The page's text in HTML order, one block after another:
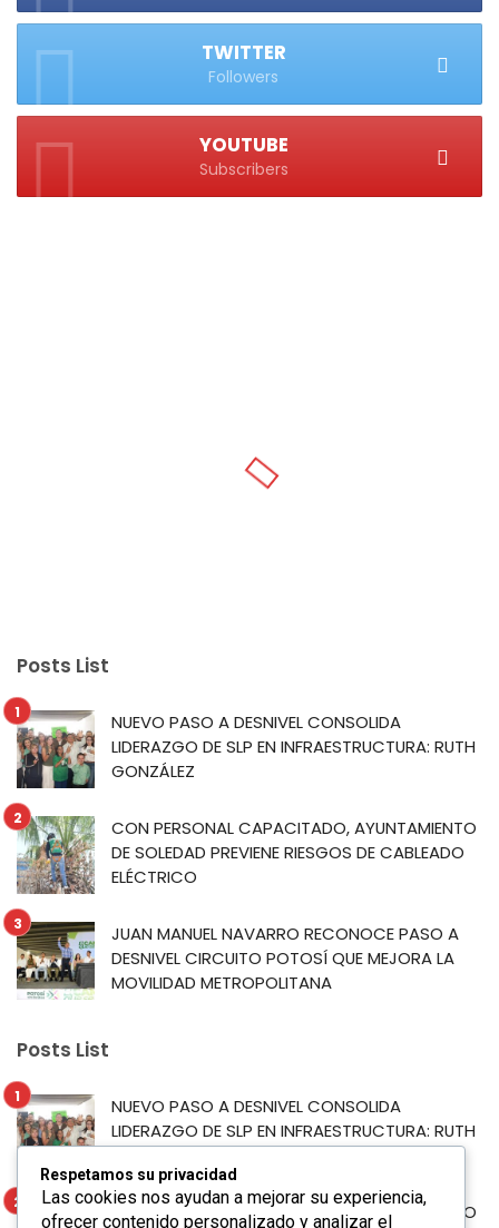
TWITTER
Followers
YOUTUBE
Subscribers
Posts List
NUEVO PASO A DESNIVEL CONSOLIDA
LIDERAZGO DE SLP EN INFRAESTRUCTURA: RUTH
GONZÁLEZ
CON PERSONAL CAPACITADO, AYUNTAMIENTO
DE SOLEDAD PREVIENE RIESGOS DE CABLEADO
ELÉCTRICO
JUAN MANUEL NAVARRO RECONOCE PASO A
DESNIVEL CIRCUITO POTOSÍ QUE MEJORA LA
MOVILIDAD METROPOLITANA
Posts List
NUEVO PASO A DESNIVEL CONSOLIDA
LIDERAZGO DE SLP EN INFRAESTRUCTURA: RUTH
CON PERSONAL CAPACITADO, AYUNTAMIENTO
Respetamos su privacidad
Las cookies nos ayudan a mejorar su experiencia,
ofrecer contenido personalizado y analizar el